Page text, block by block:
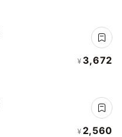
¥ 3,672
¥ 2,560